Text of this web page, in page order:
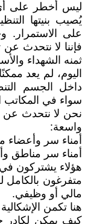
ليس أخطر على
يُصيب بنيتها
على
فإننا لا نتحدث
ثمنه الشهداء
اليوم، لم يعد
داخل الجسم
سواء في المكاتب
نحن لا نتحدث عن
واسعة:
أمناء سر وأعضاء
أمناء سر مناطق
هؤلاء يشتركون
متفرغون بالكامل
مالي أو وظيفي.
هنا تكمن
كيف يمكن لكادر